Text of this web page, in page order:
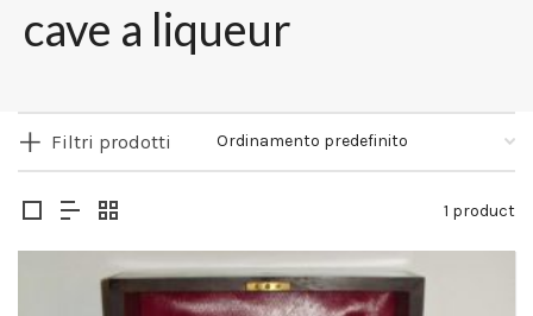
cave a liqueur
Filtri prodotti
1 product